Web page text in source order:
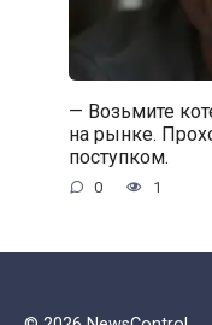
— Возьмите
на рынке.
поступком.
0 1